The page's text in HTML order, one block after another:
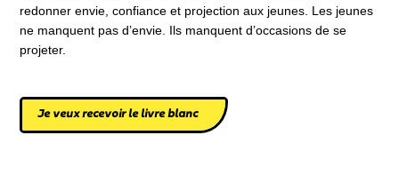
redonner envie, confiance et projection aux jeunes. Les jeunes
ne manquent pas d’envie. Ils manquent d’occasions de se
projeter.
Je veux recevoir le livre blanc